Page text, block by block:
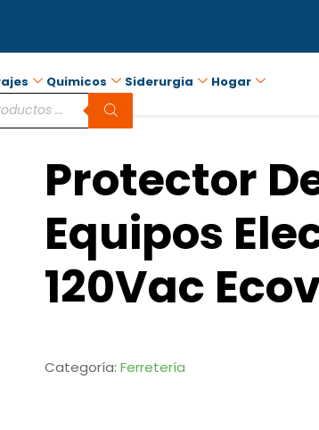
Quimicos Siderurgia Hogar
Protector
Equipos
120Vac
Categoría: Ferretería